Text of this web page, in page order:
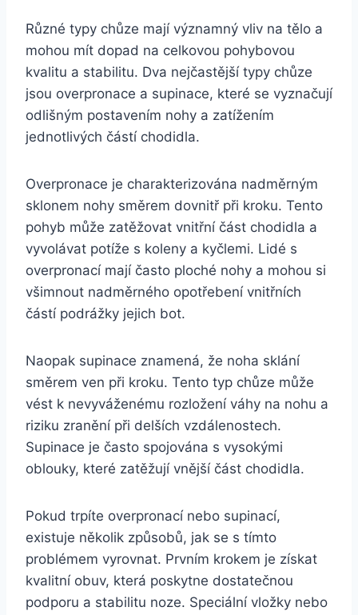
Různé typy chůze mají významný vliv na tělo a
mohou mít dopad na celkovou pohybovou
kvalitu a stabilitu. Dva nejčastější typy chůze
jsou overpronace a supinace, které se vyznačují
odlišným postavením nohy a zatížením
jednotlivých částí chodidla.
Overpronace je charakterizována nadměrným
sklonem nohy směrem dovnitř při kroku. Tento
pohyb může zatěžovat vnitřní část chodidla a
vyvolávat potíže s koleny a kyčlemi. Lidé s
overpronací mají často ploché nohy a mohou si
všimnout nadměrného opotřebení vnitřních
částí podrážky jejich bot.
Naopak supinace znamená, že noha sklání
směrem ven při kroku. Tento typ chůze může
vést k nevyváženému rozložení váhy na nohu a
riziku zranění při delších vzdálenostech.
Supinace je často spojována s vysokými
oblouky, které zatěžují vnější část chodidla.
Pokud trpíte overpronací nebo supinací,
existuje několik způsobů, jak se s tímto
problémem vyrovnat. Prvním krokem je získat
kvalitní obuv, která poskytne dostatečnou
podporu a stabilitu noze. Speciální vložky nebo